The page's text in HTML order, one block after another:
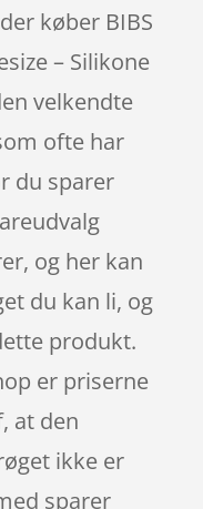
køber BIBS
– Silikone
velkendte
ofte har
du sparer
og her kan
du kan li, og
produkt.
er priserne
at den
ikke er
sparer